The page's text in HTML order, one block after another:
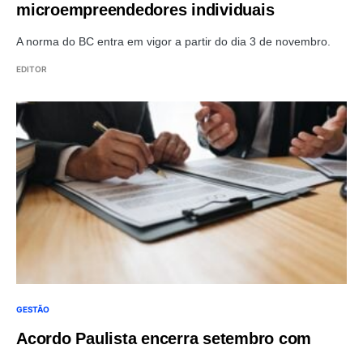
microempreendedores individuais
A norma do BC entra em vigor a partir do dia 3 de novembro.
EDITOR
GESTÃO
Acordo Paulista encerra setembro com